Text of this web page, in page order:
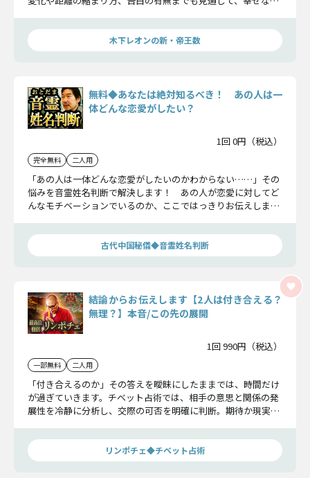
木下レオンの新・帝王数
無料◆あなたは絶対知るべき！ あの人は一
体どんな恋愛がしたい？
1回 0円（税込）
完全無料 二人用
「あの人は一体どんな恋愛がしたいのかわからない……」その
悩みを音霊姓名判断で解決します！ あの人が恋愛に対してど
んなモチベーションでいるのか、ここではっきりお伝えしまし
古代中国秘儀◆音霊姓名判断
結論からお伝えします【2人は付き合える？
無理？】本音/この先の展開
1回 990円（税込）
一部無料 二人用
「付き合えるのか」その答えを曖昧にしたままでは、時間だけ
が過ぎていきます。チベット占術では、相手の意思と関係の発
展性を冷静に分析し、交際の可否を明確に判断。期待か現実か――
リンポチェ◆チベット占術